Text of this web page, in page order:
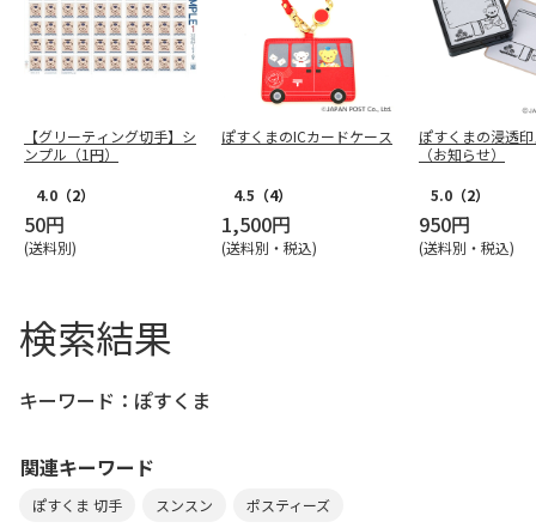
【グリーティング切手】シ
ンプル（1円）
4.0 （2）
50円
(送料別)
ぽすくまのICカードケース
4.5 （4）
1,500円
(送料別・税込)
ぽすくまの浸透
（お知らせ）
5.0 （2）
950円
(送料別・税込)
検索結果
キーワード： ぽすくま
関連キーワード
ぽすくま 切手 スンスン ポスティーズ